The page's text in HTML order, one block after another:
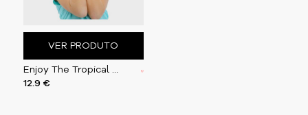
VER PRODUTO
12.9 €